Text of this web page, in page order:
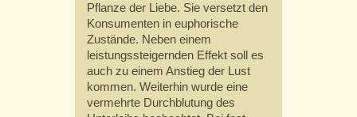
Pflanze der Liebe. Sie versetzt den
Konsumenten in euphorische
Zustände. Neben einem
leistungssteigernden Effekt soll es
auch zu einem Anstieg der Lust
kommen. Weiterhin wurde eine
vermehrte Durchblutung des